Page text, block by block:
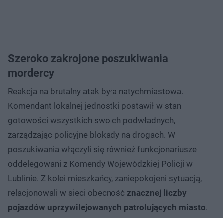
Szeroko zakrojone poszukiwania
mordercy
Reakcja na brutalny atak była natychmiastowa.
Komendant lokalnej jednostki postawił w stan
gotowości wszystkich swoich podwładnych,
zarządzając policyjne blokady na drogach. W
poszukiwania włączyli się również funkcjonariusze
oddelegowani z Komendy Wojewódzkiej Policji w
Lublinie. Z kolei mieszkańcy, zaniepokojeni sytuacją,
relacjonowali w sieci obecność znacznej liczby
pojazdów uprzywilejowanych patrolujących miasto.